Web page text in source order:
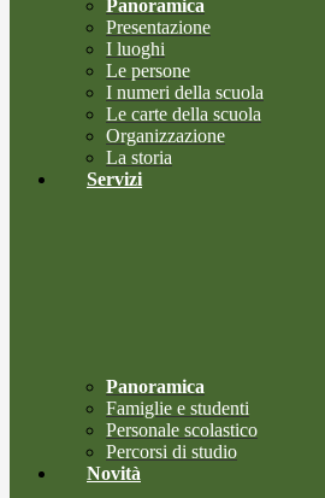
Panoramica
Presentazione
I luoghi
Le persone
I numeri della scuola
Le carte della scuola
Organizzazione
La storia
Servizi
Panoramica
Famiglie e studenti
Personale scolastico
Percorsi di studio
Novità